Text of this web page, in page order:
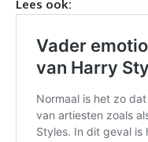
Lees ook: